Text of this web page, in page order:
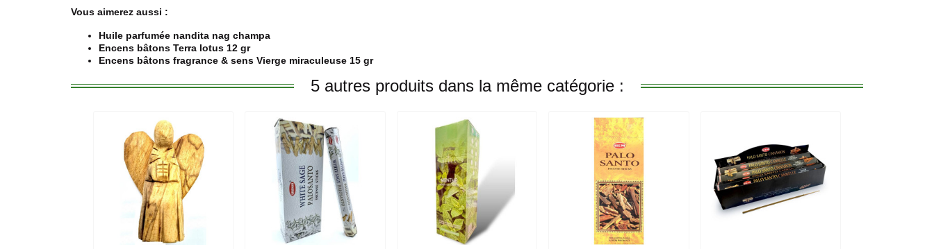
Vous aimerez aussi :
Huile parfumée nandita nag champa
Encens bâtons Terra lotus 12 gr
Encens bâtons fragrance & sens Vierge miraculeuse 15 gr
5 autres produits dans la même catégorie :